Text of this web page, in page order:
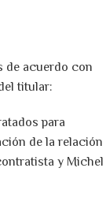
de acuerdo con
titular:
para
de la relación
y Michel